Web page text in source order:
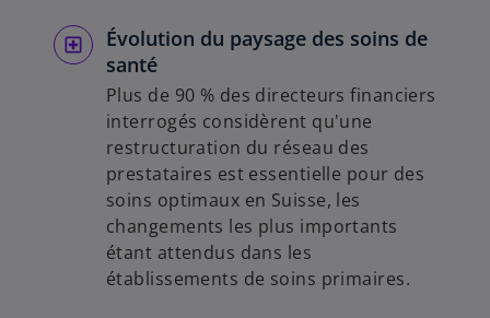
Évolution du paysage des soins de
santé
Plus de 90 % des directeurs financiers
interrogés considèrent qu'une
restructuration du réseau des
prestataires est essentielle pour des
soins optimaux en Suisse, les
changements les plus importants
étant attendus dans les
établissements de soins primaires.